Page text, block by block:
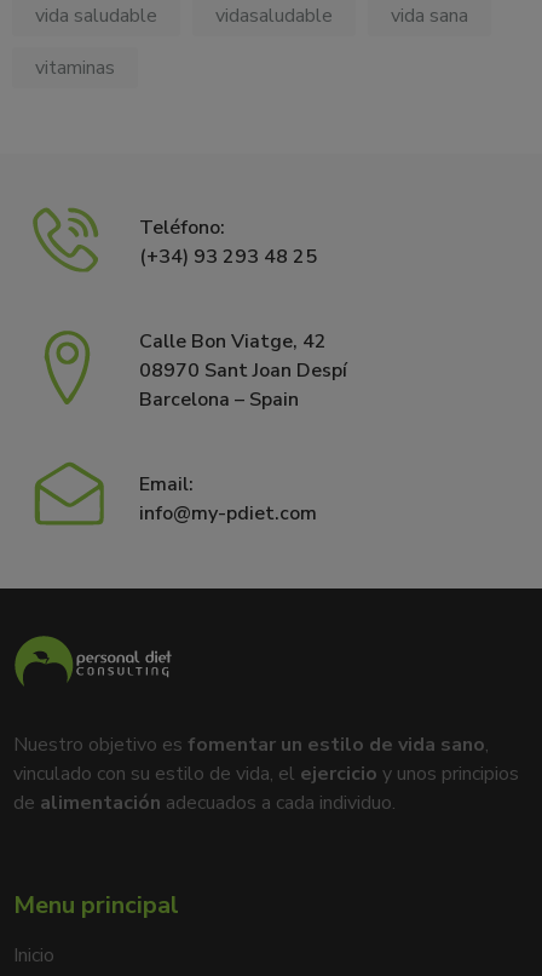
vida saludable
vidasaludable
vida sana
vitaminas
Teléfono:
(+34) 93 293 48 25
Calle Bon Viatge, 42
08970 Sant Joan Despí
Barcelona – Spain
Email:
info@my-pdiet.com
Nuestro objetivo esfomentar un estilo de vida sano,
vinculado con su estilo de vida, el ejercicio y unos principios
de alimentación adecuados a cada individuo.
Menu principal
Inicio